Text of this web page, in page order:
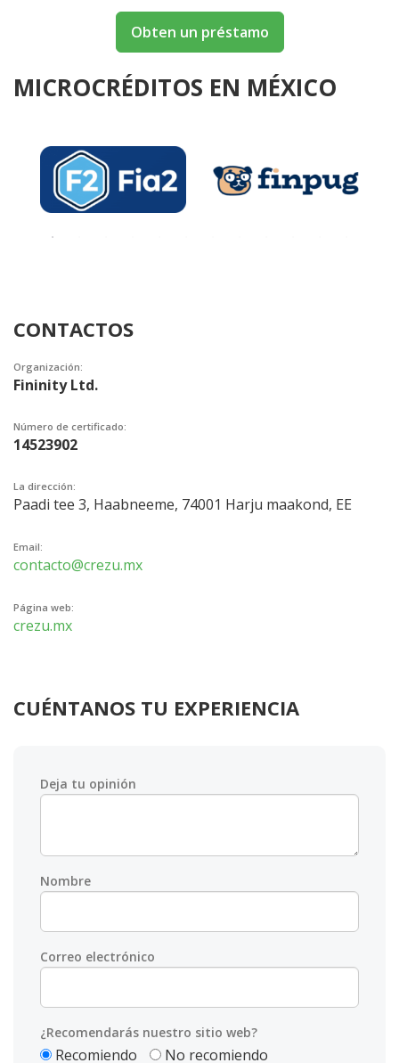
Obten un préstamo
MICROCRÉDITOS EN MÉXICO
CONTACTOS
Organización:
Fininity Ltd.
Número de certificado:
14523902
La dirección:
Paadi tee 3, Haabneeme, 74001 Harju maakond, EE
Email:
contacto@crezu.mx
Página web:
crezu.mx
CUÉNTANOS TU EXPERIENCIA
Deja tu opinión
Nombre
Correo electrónico
¿Recomendarás nuestro sitio web?
Recomiendo No recomiendo